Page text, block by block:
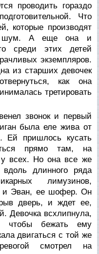
проводить гораздо
Что
которые производят
шум. А еще она и
среди этих детей
экземпляров.
из старших девочек
как она
третировать
звонок и первый
была еле жива от
Ей пришлось кусать
прямо там, на
всех. Но она все же
длинного ряда
лимузинов,
и Эван, ее шофер. Он
дверь, и ждет ее,
Девочка всхлипнула,
чтобы бежать ему
двигаться с той же
смотрел на